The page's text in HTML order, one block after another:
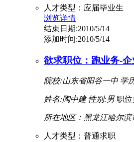
人才类型：应届毕业生
浏览详情
结束日期:2010/5/14
添加时间:2010/5/14
欲求职位：跑业务-
院校:山东省阳谷一中 学
姓名:陶中建 性别:男 职
所在地区：黑龙江哈尔滨
人才类型：普通求职